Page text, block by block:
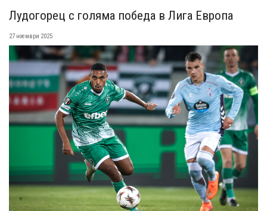
Лудогорец с голяма победа в Лига Европа
27 ноември 2025